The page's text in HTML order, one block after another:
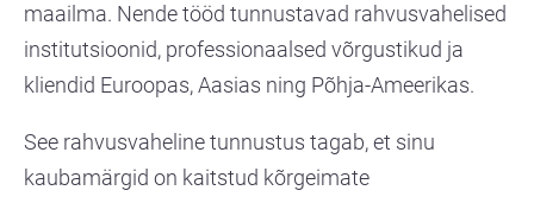
maailma. Nende tööd tunnustavad rahvusvahelised
institutsioonid, professionaalsed võrgustikud ja
kliendid Euroopas, Aasias ning Põhja-Ameerikas.
See rahvusvaheline tunnustus tagab, et sinu
kaubamärgid on kaitstud kõrgeimate